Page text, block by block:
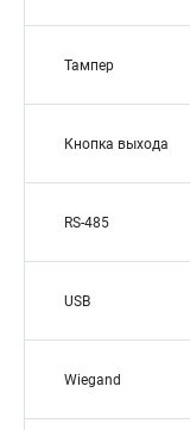
Тампер
Кнопка выхода
RS-485
USB
Wiegand